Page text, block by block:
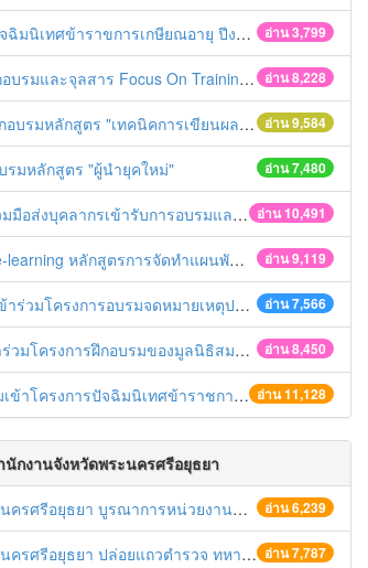
อ่าน 3,799
ทศข้าราขการเกษียณอายุ ปีงบประมาณ พ.ศ. 2559
อ่าน 8,228
บรมและจุลสาร Focus On Training
อ่าน 9,584
หลักสูตร "เทคนิคการเขียนผลงานทางวิชาการ" รุ่นที่ 2
อ่าน 7,480
รมหลักสูตร "ผู้นำยุคใหม่"
อ่าน 10,491
ลากรเข้ารับการอบรมและเผยแพร่ข่าวอบรม ประจำปี 2558
อ่าน 9,119
หลักสูตรการจัดทำแผนพัฒนาจังหวัด
อ่าน 7,566
การอบรมจดหมายเหตุประจำปี 2558 ของสมาคมจดหมายเหตุสยาม
อ่าน 8,450
งการฝึกอบรมของมูลนิธิสมาคมนักเรียนทุนรัฐบาลไทย
อ่าน 11,128
รงการปัจฉิมนิเทศข้าราชการเกษียณอายุ ปี 2558
กงานจังหวัดพระนครศรีอยุธยา
อ่าน 6,239
งพื้นที่จัดระเบียบและดำเนินมาตรการตามบทลงโทษสูงสุดกับผู้ประกอบการร้านค้าที่ยังฝ่าฝืนตั้งร้านค้ารุกล้ำเขตพื้นที่ทางหลวง เตรียมความปลอดภัยก่อนเทศกาลสงกรานต์
อ่าน 7,787
หาร ฝ่ายปกครอง กว่า 100 นาย ตรวจเข้มท่ารถสาธารณะ สถานีขนส่งรถโดยสาร วินรถตู้ และสถานีรถไฟ เตรียมรับมือเทศกาลสงกรานต์